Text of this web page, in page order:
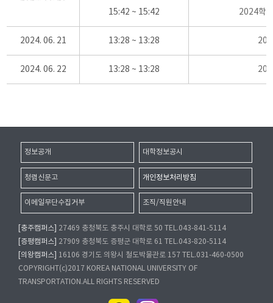
15:42 ~ 15:42 2024학
2024. 06. 21 13:28 ~ 13:28
2024. 06. 22 13:28 ~ 13:28
정보공개 대학정보공시
청렴신문고 개인정보처리방침
이메일무단수집거부 조직/직원안내
[충주캠퍼스]
27469 충청북도 충주시 대학로 50 TEL.043-841-5114
[증평캠퍼스]
27909 충청북도 증평군 대학로 61 TEL.043-820-5114
[의왕캠퍼스]
16106 경기도 의왕시 철도박물관로 157 TEL.031-460-0500
COPYRIGHT(c)2017 KOREA NATIONAL UNIVERSITY OF
TRANSPORTATION.ALL RIGHTS RESERVED